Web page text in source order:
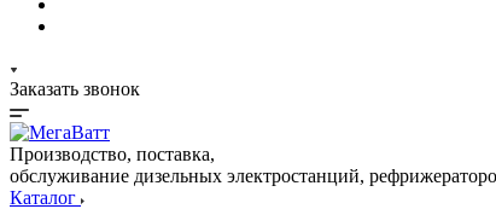
Заказать звонок
Производство, поставка,
обслуживание дизельных электростанций,
Каталог